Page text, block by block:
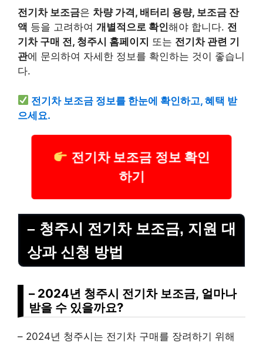
전기차 보조금은 차량 가격, 배터리 용량, 보조금 잔
액 등을 고려하여 개별적으로 확인해야 합니다. 전
기차 구매 전, 청주시 홈페이지 또는 전기차 관련 기
관에 문의하여 자세한 정보를 확인하는 것이 좋습니
다.
전기차 보조금 정보를 한눈에 확인하고, 혜택 받
으세요.
전기차 보조금 정보 확인
하기
– 청주시 전기차 보조금, 지원 대
상과 신청 방법
– 2024년 청주시 전기차 보조금, 얼마나
받을 수 있을까요?
– 2024년 청주시는 전기차 구매를 장려하기 위해